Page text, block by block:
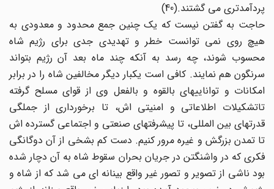
پردآمدتری می گشتند.(40)
حاجت به گفتن نیست که یک چنین جمع محدود و معدودی به
هیچ روی نمی توانست خطر و تهدیدی جدی برای رژیم شاه
محسوب شوند، چه رسد به آنکه چند ماه بعد آن رژیم بتواند
سرنگون هم نمایند. کافی است یکبار دیگر مخالفین شاه را در برابر
امکانات و تواناییهای بالقوه و بالفعل وی از قوای مسلح گرفته
تاتشکیلات اطلاعاتی و امنیتی اش، تا برخورداری از جملگی
قدرتهای بین المللی، تا پیشرفتهای صنعتی و اجتماعی گسترده اش
تا تمدن بزرگش و غیره مرور کنیم. دست کم بشخی از آن دوگانگی
فکری که در واشنگتن در جریان بحران سقوط شاه به آن دچار شده
بود ناشی از تصویر و تصور غیر واقع بینانه ای می شد که از شاه و